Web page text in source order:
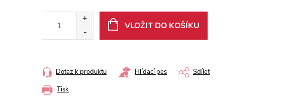
VLOŽIT DO KOŠÍKU
Tisk
Dotaz k produktu Hlídací pes Sdílet